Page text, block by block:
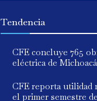
Tendencia
CFE concluye 765
eléctrica de
CFE reporta utilidad
el primer semestre